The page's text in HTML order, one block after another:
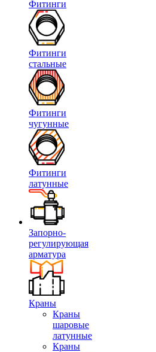
Фитинги
Фитинги
стальные
Фитинги
чугунные
Фитинги
латунные
Запорно-
регулирующая
арматура
Краны
Краны
шаровые
латунные
Краны